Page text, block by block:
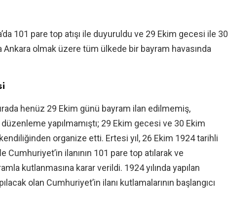
101 pare top atışı ile duyuruldu ve 29 Ekim gecesi ile 30
olmak üzere tüm ülkede bir bayram havasında
henüz 29 Ekim günü bayram ilan edilmemiş,
yapılmamıştı; 29 Ekim gecesi ve 30 Ekim
organize etti. Ertesi yıl, 26 Ekim 1924 tarihli
Cumhuriyet’in ilanının 101 pare top atılarak ve
kutlanmasına karar verildi. 1924 yılında yapılan
olan Cumhuriyet’in ilanı kutlamalarının başlangıcı